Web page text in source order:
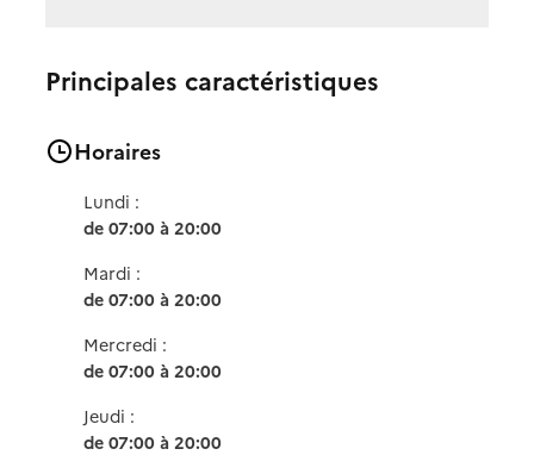
Principales caractéristiques
Horaires
Lundi :
de 07:00 à 20:00
Mardi :
de 07:00 à 20:00
Mercredi :
de 07:00 à 20:00
Jeudi :
de 07:00 à 20:00